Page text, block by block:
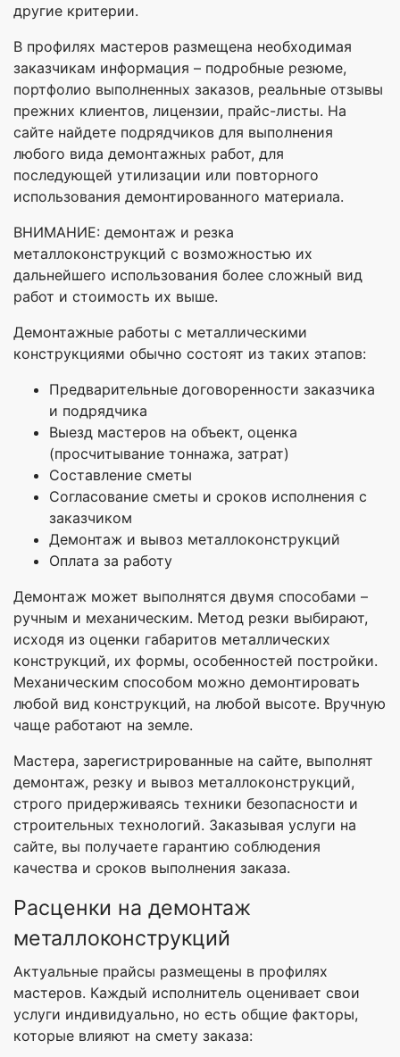
другие критерии.
В профилях мастеров размещена необходимая
заказчикам информация – подробные резюме,
портфолио выполненных заказов, реальные отзывы
прежних клиентов, лицензии, прайс-листы. На
сайте найдете подрядчиков для выполнения
любого вида демонтажных работ, для
последующей утилизации или повторного
использования демонтированного материала.
ВНИМАНИЕ: демонтаж и резка
металлоконструкций с возможностью их
дальнейшего использования более сложный вид
работ и стоимость их выше.
Демонтажные работы с металлическими
конструкциями обычно состоят из таких этапов:
Предварительные договоренности заказчика
и подрядчика
Выезд мастеров на объект, оценка
(просчитывание тоннажа, затрат)
Составление сметы
Согласование сметы и сроков исполнения с
заказчиком
Демонтаж и вывоз металлоконструкций
Оплата за работу
Демонтаж может выполнятся двумя способами –
ручным и механическим. Метод резки выбирают,
исходя из оценки габаритов металлических
конструкций, их формы, особенностей постройки.
Механическим способом можно демонтировать
любой вид конструкций, на любой высоте. Вручную
чаще работают на земле.
Мастера, зарегистрированные на сайте, выполнят
демонтаж, резку и вывоз металлоконструкций,
строго придерживаясь техники безопасности и
строительных технологий. Заказывая услуги на
сайте, вы получаете гарантию соблюдения
качества и сроков выполнения заказа.
Расценки на демонтаж
металлоконструкций
Актуальные прайсы размещены в профилях
мастеров. Каждый исполнитель оценивает свои
услуги индивидуально, но есть общие факторы,
которые влияют на смету заказа: